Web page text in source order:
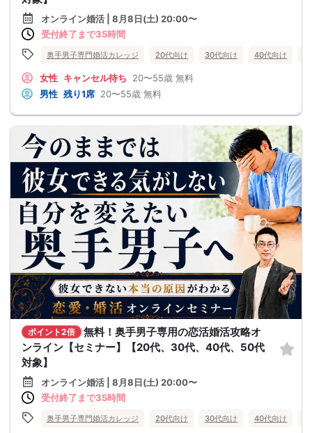
オンライン婚活 | 8月8日(土) 20:00〜
受付終了まで35時間
奥手男子専門婚活カレッジ 20代向け 30代向け 40代向け
女性 キャンセル待ち 20〜55歳 無料
男性 残り1席 20〜55歳 無料
ポイント2倍
無料！奥手男子専用の恋活婚活攻略オ
ンライン【セミナー】【20代、30代、40代、50代
対象】
オンライン婚活 | 8月8日(土) 20:00〜
受付終了まで35時間
奥手男子専門婚活カレッジ 20代向け 30代向け 40代向け